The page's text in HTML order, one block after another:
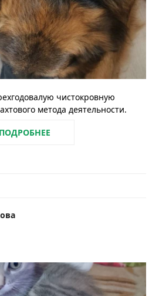
чистокровную
метода деятельности.
ПОДРОБНЕЕ